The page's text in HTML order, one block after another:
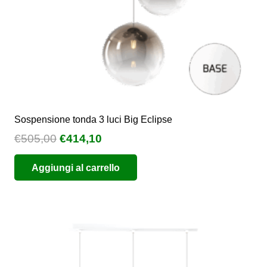
prodotto
Sospensione tonda 3 luci Big Eclipse
€505,00 Il
prezzo
originale
era:
€414,10
prezzo
attuale
è:
Aggiungi al carrello